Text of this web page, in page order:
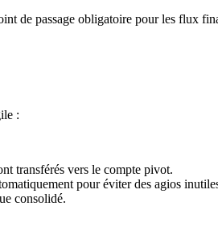
de passage obligatoire pour les flux
:
transférés vers le compte pivot.
pour éviter des agios
consolidé.